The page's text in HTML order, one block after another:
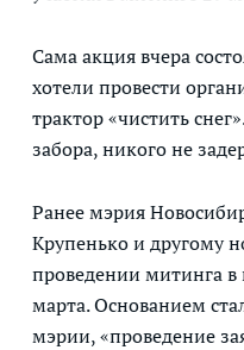
Сама акция вчера
хотели провести
трактор «чистить
забора, никого не
Ранее мэрия
Крупенько и другому
проведении митинга
марта. Основанием
мэрии, «проведение